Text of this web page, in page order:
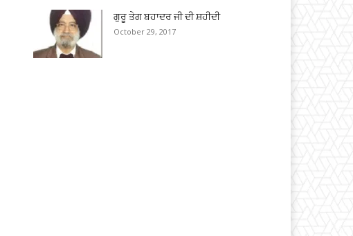
ਗੁਰੂ ਤੇਗ ਬਹਾਦਰ ਜੀ ਦੀ ਸ਼ਹੀਦੀ
October 29, 2017